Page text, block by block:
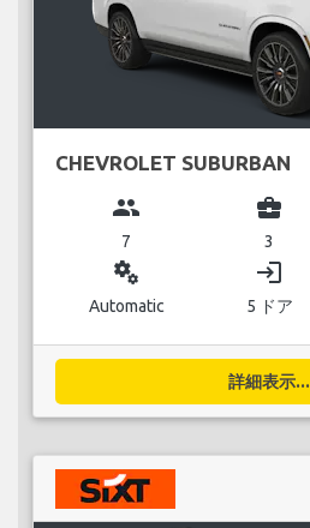
CHEVROLET SUBURBAN
group
7
business_center
3
miscellaneous_services
Automatic
login
5 ドア
詳細表示...